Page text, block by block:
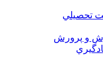
تحصيلي
و پرورش